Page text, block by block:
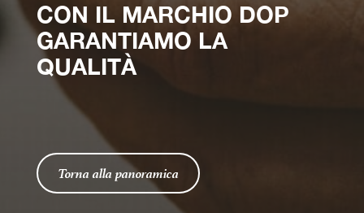
CON IL MARCHIO DOP
GARANTIAMO LA
QUALITÀ
Torna alla panoramica